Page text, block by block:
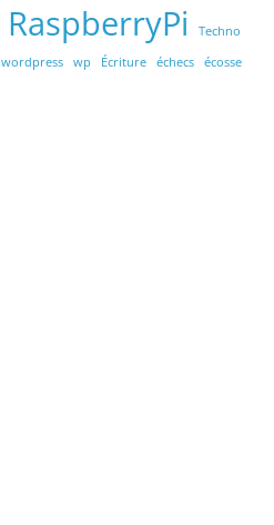
RaspberryPi
Techno
wordpress wp Écriture échecs écosse